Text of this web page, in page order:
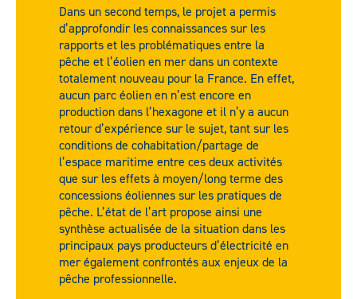
Dans un second temps, le projet a permis
d’approfondir les connaissances sur les
rapports et les problématiques entre la
pêche et l’éolien en mer dans un contexte
totalement nouveau pour la France. En effet,
aucun parc éolien en n’est encore en
production dans l’hexagone et il n’y a aucun
retour d’expérience sur le sujet, tant sur les
conditions de cohabitation/partage de
l’espace maritime entre ces deux activités
que sur les effets à moyen/long terme des
concessions éoliennes sur les pratiques de
pêche. L’état de l’art propose ainsi une
synthèse actualisée de la situation dans les
principaux pays producteurs d’électricité en
mer également confrontés aux enjeux de la
pêche professionnelle.